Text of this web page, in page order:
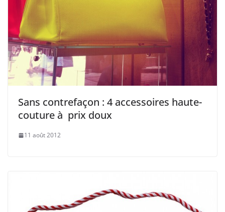
Sans contrefaçon : 4 accessoires haute-
couture à prix doux
11 août 2012